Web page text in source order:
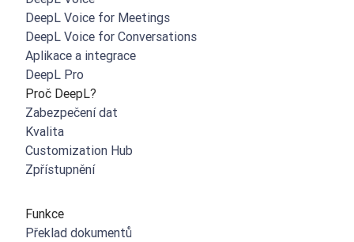
DeepL Voice for Meetings
DeepL Voice for Conversations
Aplikace a integrace
DeepL Pro
Proč DeepL?
Zabezpečení dat
Kvalita
Customization Hub
Zpřístupnění
Funkce
Překlad dokumentů